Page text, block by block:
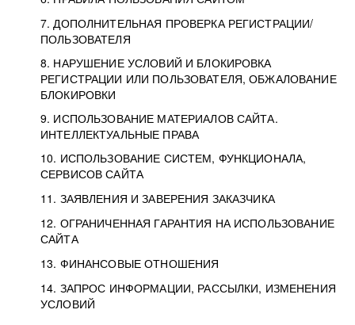
7. ДОПОЛНИТЕЛЬНАЯ ПРОВЕРКА РЕГИСТРАЦИИ/
ПОЛЬЗОВАТЕЛЯ
8. НАРУШЕНИЕ УСЛОВИЙ И БЛОКИРОВКА
РЕГИСТРАЦИИ ИЛИ ПОЛЬЗОВАТЕЛЯ, ОБЖАЛОВАНИЕ
БЛОКИРОВКИ
9. ИСПОЛЬЗОВАНИЕ МАТЕРИАЛОВ САЙТА.
ИНТЕЛЛЕКТУАЛЬНЫЕ ПРАВА
10. ИСПОЛЬЗОВАНИЕ СИСТЕМ, ФУНКЦИОНАЛА,
СЕРВИСОВ САЙТА
11. ЗАЯВЛЕНИЯ И ЗАВЕРЕНИЯ ЗАКАЗЧИКА
12. ОГРАНИЧЕННАЯ ГАРАНТИЯ НА ИСПОЛЬЗОВАНИЕ
САЙТА
13. ФИНАНСОВЫЕ ОТНОШЕНИЯ
14. ЗАПРОС ИНФОРМАЦИИ, РАССЫЛКИ, ИЗМЕНЕНИЯ
УСЛОВИЙ